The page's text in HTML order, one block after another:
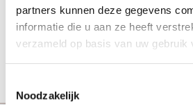
partners kunnen deze gegevens
informatie die u aan ze heeft
verzameld op basis van uw gebruik
Noodzakelijk
30 werkdagen